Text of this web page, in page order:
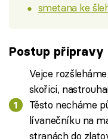
smetana ke
Postup přípravy
Vejce
skořici,
Těsto necháme
lívanečníku na
stranách do